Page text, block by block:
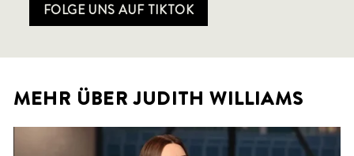
FOLGE UNS AUF TIKTOK
MEHR ÜBER JUDITH WILLIAMS